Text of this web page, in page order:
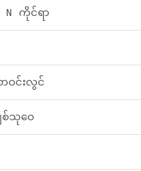
ကိုင်ရာ
ာဝင်းလွင်
စ်သုဝေ